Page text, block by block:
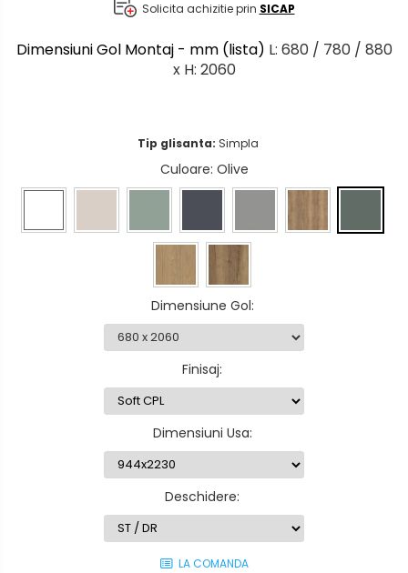
Solicita achizitie prin SICAP
Dimensiuni Gol Montaj - mm (lista) L: 680 / 780 / 880
x H: 2060
Tip glisanta: Simpla
Culoare: Olive
Dimensiune Gol:
Finisaj:
Dimensiuni Usa:
Deschidere:
LA COMANDA